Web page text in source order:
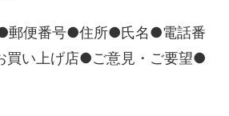
郵便番号●住所●氏名●電話番
い上げ店●ご意見・ご要望●